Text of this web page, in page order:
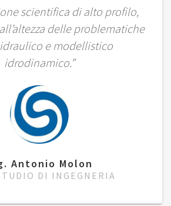
scientifica di alto profilo,
delle problematiche
e modellistico
idrodinamico.”
Antonio Molon
DI INGEGNERIA